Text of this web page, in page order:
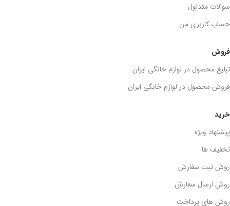
خرید
پیشنهاد ویژه
تخفیف ها
روش ثبت سفارش
روش ارسال سفارش
روش های پرداخت
فروش
تبلیغ محصول در لوازم خانگی ایران
فروش محصول در لوازم خانگی ایران
سوالات متداول
حساب کاربری من